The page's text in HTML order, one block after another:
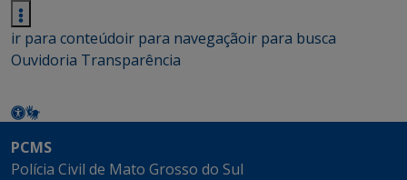
ir para conteúdoir para navegaçãoir para busca
Ouvidoria Transparência
PCMS
Polícia Civil de Mato Grosso do Sul